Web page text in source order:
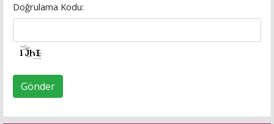
Doğrulama Kodu:
Gönder